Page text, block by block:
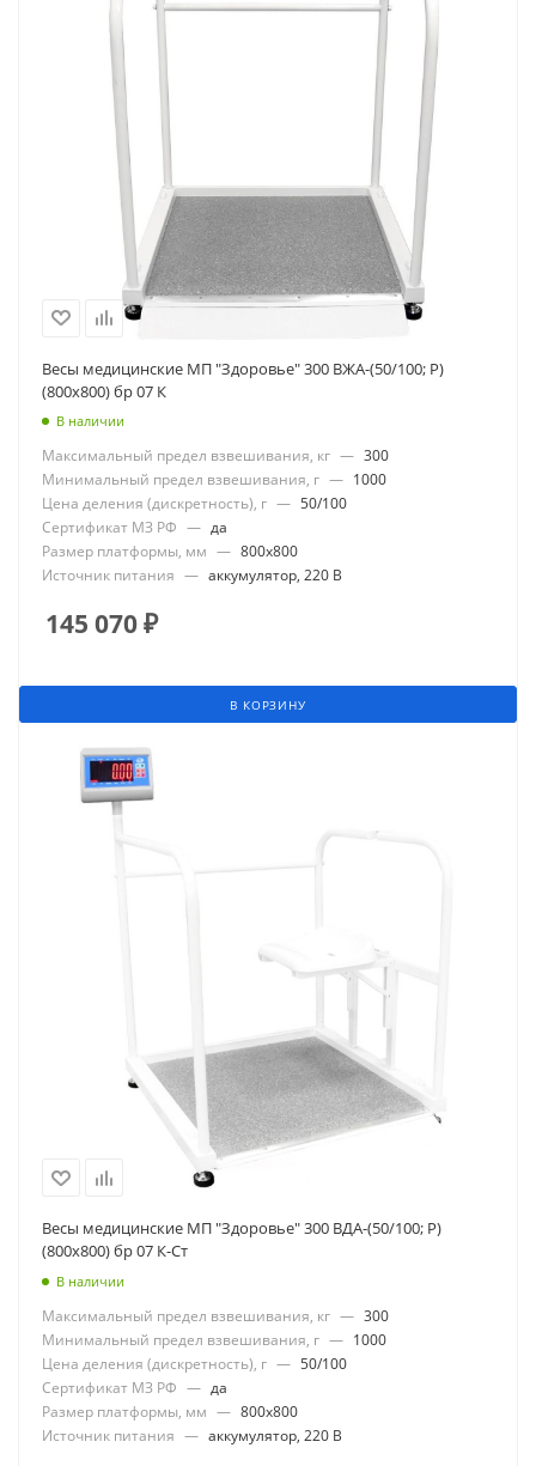
Весы медицинские МП "Здоровье" 300 ВЖА-(50/100; Р)
(800х800) бр 07 К
В наличии
Максимальный предел взвешивания, кг — 300
Минимальный предел взвешивания, г — 1000
Цена деления (дискретность), г — 50/100
Сертификат МЗ РФ — да
Размер платформы, мм — 800x800
Источник питания — аккумулятор, 220 В
145 070₽
В КОРЗИНУ
Весы медицинские МП "Здоровье" 300 ВДА-(50/100; Р)
(800х800) бр 07 К-Ст
В наличии
Максимальный предел взвешивания, кг — 300
Минимальный предел взвешивания, г — 1000
Цена деления (дискретность), г — 50/100
Сертификат МЗ РФ — да
Размер платформы, мм — 800x800
Источник питания — аккумулятор, 220 В